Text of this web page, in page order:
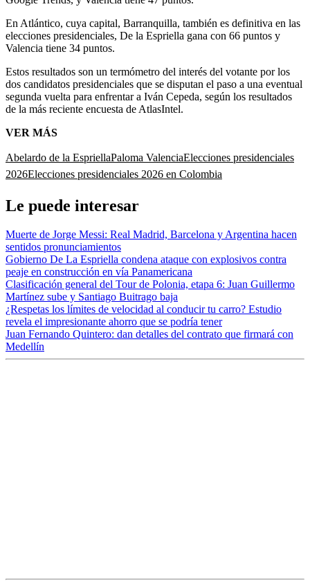
En Atlántico, cuya capital, Barranquilla, también es definitiva en las
elecciones presidenciales, De la Espriella gana con 66 puntos y
Valencia tiene 34 puntos.
Estos resultados son un termómetro del interés del votante por los
dos candidatos presidenciales que se disputan el paso a una eventual
segunda vuelta para enfrentar a Iván Cepeda, según los resultados
de la más reciente encuesta de AtlasIntel.
VER MÁS
Abelardo de la EspriellaPaloma ValenciaElecciones presidenciales
2026Elecciones presidenciales 2026 en Colombia
Le puede interesar
Muerte de Jorge Messi: Real Madrid, Barcelona y Argentina hacen
sentidos pronunciamientos
Gobierno De La Espriella condena ataque con explosivos contra
peaje en construcción en vía Panamericana
Clasificación general del Tour de Polonia, etapa 6: Juan Guillermo
Martínez sube y Santiago Buitrago baja
¿Respetas los límites de velocidad al conducir tu carro? Estudio
revela el impresionante ahorro que se podría tener
Juan Fernando Quintero: dan detalles del contrato que firmará con
Medellín